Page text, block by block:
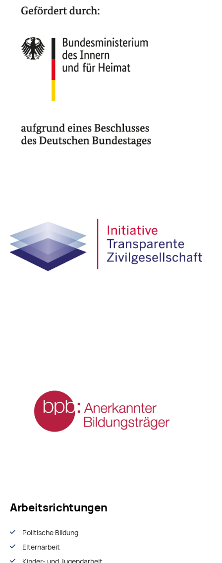
Arbeitsrichtungen
Politische Bildung
Elternarbeit